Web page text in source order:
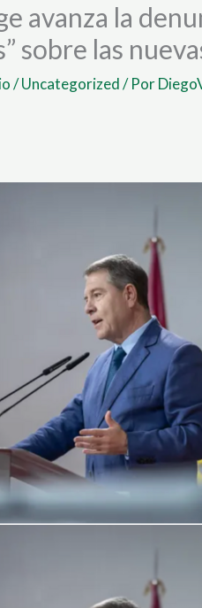
avanza la
sobre las
/Uncategorized/ Por